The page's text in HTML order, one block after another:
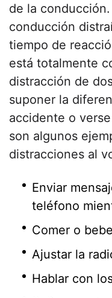
de la
conducción
tiempo de
está totalmente
distracción de
suponer la
accidente o
son algunos
distracciones al
Enviar
teléfono
Comer o
Ajustar la
Hablar con